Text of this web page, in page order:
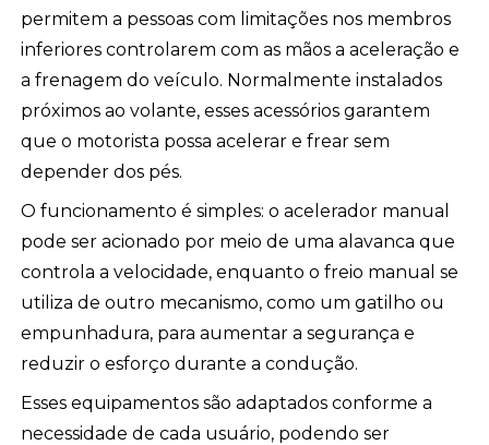
permitem a pessoas com limitações nos membros
inferiores controlarem com as mãos a aceleração e
a frenagem do veículo. Normalmente instalados
próximos ao volante, esses acessórios garantem
que o motorista possa acelerar e frear sem
depender dos pés.
O funcionamento é simples: o acelerador manual
pode ser acionado por meio de uma alavanca que
controla a velocidade, enquanto o freio manual se
utiliza de outro mecanismo, como um gatilho ou
empunhadura, para aumentar a segurança e
reduzir o esforço durante a condução.
Esses equipamentos são adaptados conforme a
necessidade de cada usuário, podendo ser